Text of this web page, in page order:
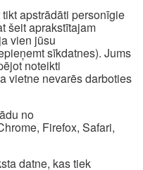
apstrādāti personīgie
šeit aprakstītajam
vien jūsu
sīkdatnes). Jums
noteikti
vietne nevarēs darboties
no
Firefox, Safari,
datne, kas tiek